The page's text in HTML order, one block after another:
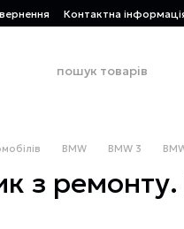
Контактна
BMW BMW 3
з